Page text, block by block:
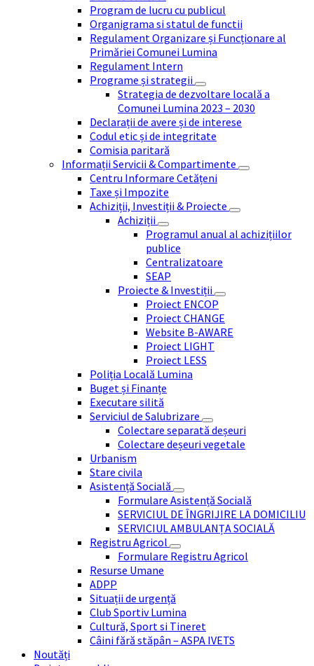
Program de lucru cu publicul
Organigrama si statul de functii
Regulament Organizare și Funcționare al
Primăriei Comunei Lumina
Regulament Intern
Programe și strategii
Strategia de dezvoltare locală a
Comunei Lumina 2023 – 2030
Declarații de avere și de interese
Codul etic și de integritate
Comisia paritară
Informații Servicii & Compartimente
Centru Informare Cetățeni
Taxe și Impozite
Achiziții, Investiții & Proiecte
Achiziții
Programul anual al achizițiilor
publice
Centralizatoare
SEAP
Proiecte & Investiții
Proiect ENCOP
Proiect CHANGE
Website B-AWARE
Proiect LIGHT
Proiect LESS
Poliția Locală Lumina
Buget și Finanțe
Executare silită
Serviciul de Salubrizare
Colectare separată deșeuri
Colectare deșeuri vegetale
Urbanism
Stare civila
Asistență Socială
Formulare Asistență Socială
SERVICIUL DE ÎNGRIJIRE LA DOMICILIU
SERVICIUL AMBULANȚA SOCIALĂ
Registru Agricol
Formulare Registru Agricol
Resurse Umane
ADPP
Situații de urgență
Club Sportiv Lumina
Cultură, Sport si Tineret
Câini fără stăpân – ASPA IVETS
Noutăți